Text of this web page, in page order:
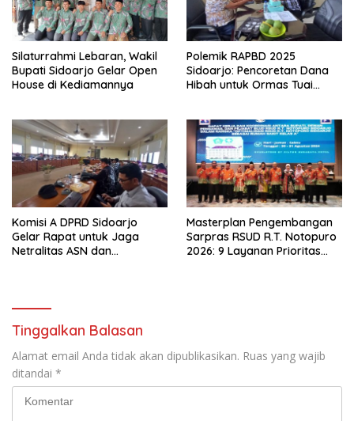
Silaturrahmi Lebaran, Wakil
Bupati Sidoarjo Gelar Open
House di Kediamannya
Polemik RAPBD 2025
Sidoarjo: Pencoretan Dana
Hibah untuk Ormas Tuai
Komisi A DPRD Sidoarjo
Gelar Rapat untuk Jaga
Netralitas ASN dan
Masterplan Pengembangan
Sarpras RSUD R.T. Notopuro
2026: 9 Layanan Prioritas
Tinggalkan Balasan
Alamat email Anda tidak akan dipublikasikan. Ruas yang wajib
ditandai *